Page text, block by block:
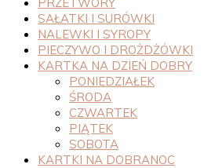
SAŁATKI I SURÓWKI
NALEWKI I SYROPY
PIECZYWO I DROŻDŻÓWKI
KARTKA NA DZIEŃ DOBRY
PONIEDZIAŁEK
ŚRODA
CZWARTEK
PIĄTEK
SOBOTA
KARTKI NA DOBRANOC